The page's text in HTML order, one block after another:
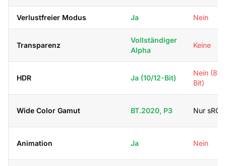
Verlustfreier Modus Ja Nein
Transparenz
Vollständiger
Alpha
Keine
HDR Ja (10/12-Bit)
Nein (8-
Bit)
Wide Color Gamut BT.2020, P3 Nur sRGB
Animation Ja Nein